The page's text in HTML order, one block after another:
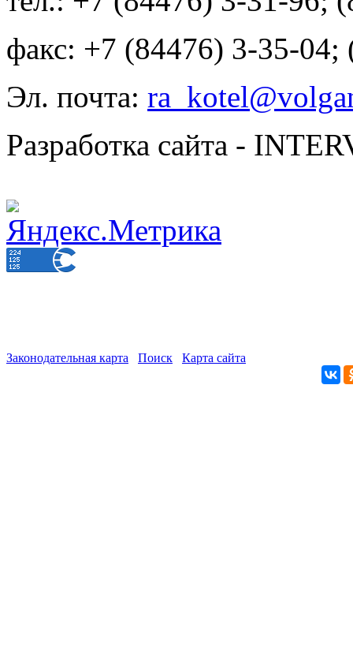
факс: +7 (84476) 3-35-04;
Эл. почта:
Разработка сайта -
Законодательная карта Поиск Карта сайта